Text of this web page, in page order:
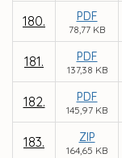
180. PDF
78,77 KB
181. PDF
137,38 KB
182. PDF
145,97 KB
183. ZIP
164,65 KB